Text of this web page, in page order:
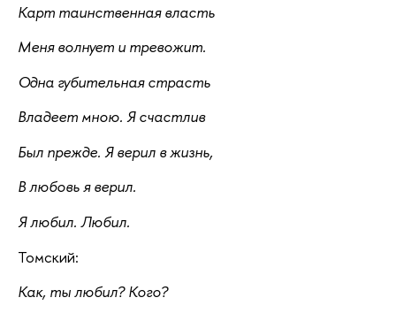
Карт таинственная власть
Меня волнует и тревожит.
Одна губительная страсть
Владеет мною. Я счастлив
Был прежде. Я верил в жизнь,
В любовь я верил.
Я любил. Любил.
Томский:
Как, ты любил? Кого?